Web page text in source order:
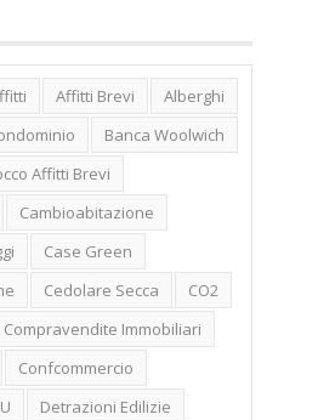
Affitti Brevi
Alberghi
Banca Woolwich
Affitti Brevi
Cambioabitazione
Case Green
Cedolare Secca
CO2
Compravendite Immobiliari
Confcommercio
Detrazioni Edilizie